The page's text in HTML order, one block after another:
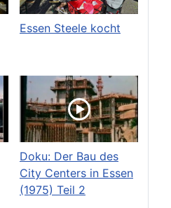
Essen Steele kocht
Doku: Der Bau des
City Centers in Essen
(1975) Teil 2